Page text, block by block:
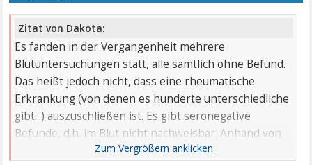
Zitat von Dakota:
Es fanden in der Vergangenheit mehrere
Blutuntersuchungen statt, alle sämtlich ohne Befund.
Das heißt jedoch nicht, dass eine rheumatische
Erkrankung (von denen es hunderte unterschiedliche
gibt...) auszuschließen ist. Es gibt seronegative
Befunde, d.h. im Blut nicht nachweisbar. Anhand von
Symptomen und Anamnese ...